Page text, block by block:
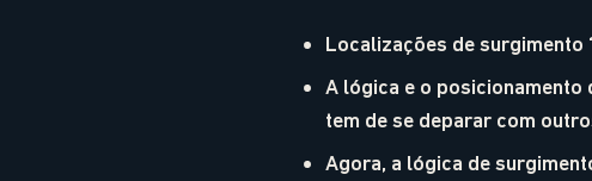
Localizações de surgimento
A lógica e o
tem de se deparar com
Agora, a lógica de